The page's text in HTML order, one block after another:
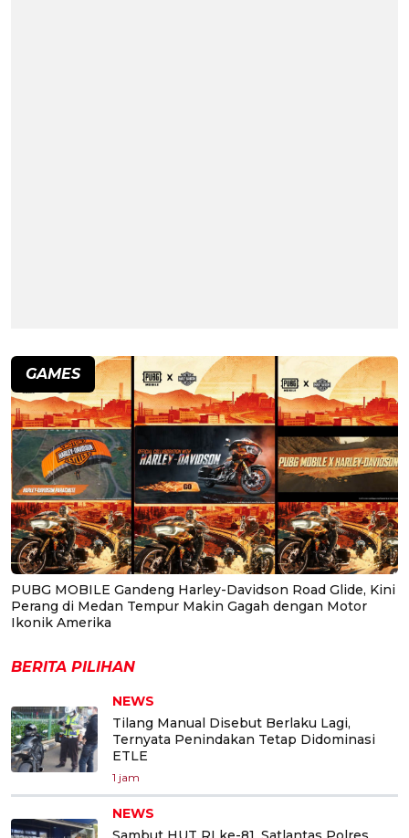
GAMES
PUBG MOBILE Gandeng Harley-Davidson Road Glide, Kini
Perang di Medan Tempur Makin Gagah dengan Motor
Ikonik Amerika
BERITA PILIHAN
NEWS
Tilang Manual Disebut Berlaku Lagi,
Ternyata Penindakan Tetap Didominasi
ETLE
1 jam
NEWS